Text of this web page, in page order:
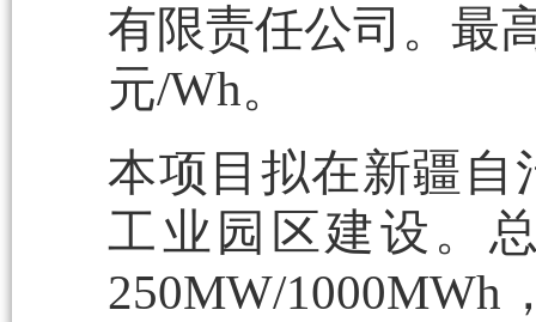
有限责任公司。最
元/Wh。
本项目拟在新疆自
工业园区建设。
250MW/1000MWh